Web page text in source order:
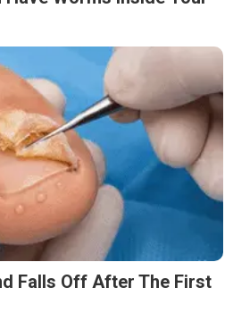
Falls Off After The First